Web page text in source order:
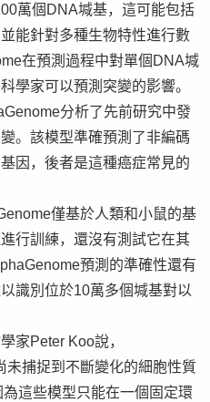
萬個DNA堿基，這可能包括
能針對多種生物特性進行數
在預測過程中對單個DNA堿
學家可以預測突變的影響。
分析了先前研究中發
。該模型準確預測了非編碼
因，後者是這種癌症常見的
僅基於人類和小鼠的基
行訓練，還沒有測試它在其
預測的準確性還有
識別位於10萬多個堿基對以
家Peter Koo說，
未捕捉到不斷變化的細胞性質
這些模型只能在一個固定環